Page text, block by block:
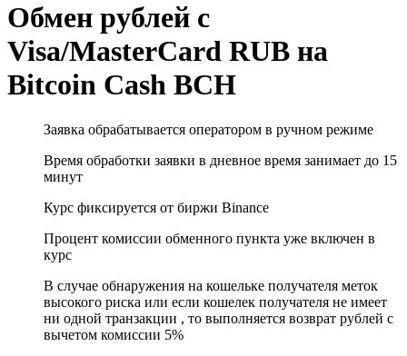
Обмен рублей с
Visa/MasterCard RUB на
Bitcoin Cash BCH
Заявка обрабатывается оператором в ручном режиме
Время обработки заявки в дневное время занимает до 15
минут
Курс фиксируется от биржи Binance
Процент комиссии обменного пункта уже включен в
курс
В случае обнаружения на кошельке получателя меток
высокого риска или если кошелек получателя не имеет
ни одной транзакции , то выполняется возврат рублей с
вычетом комиссии 5%